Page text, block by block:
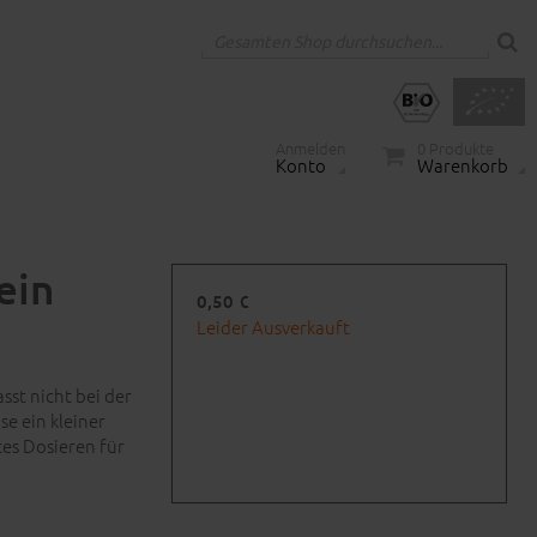
Konto Warenkorb
0,50 €
Leider Ausverkauft
nicht bei der
ein kleiner
Dosieren für